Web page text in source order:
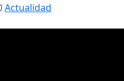
Actualidad